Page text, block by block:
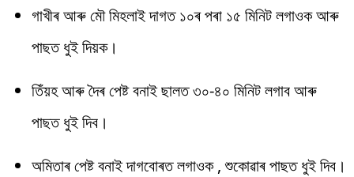
গাখীৰ আৰু মৌ মিহলাই দাগত ১০ৰ পৰা ১৫ মিনিট লগাওক আৰু
পাছত ধুই দিয়ক।
তিঁয়হ আৰু দৈৰ পেষ্ট বনাই ছালত ৩০-৪০ মিনিট লগাব আৰু
পাছত ধুই দিব।
অমিতাৰ পেষ্ট বনাই দাগবোৰত লগাওক , শুকোৱাৰ পাছত ধুই দিব।